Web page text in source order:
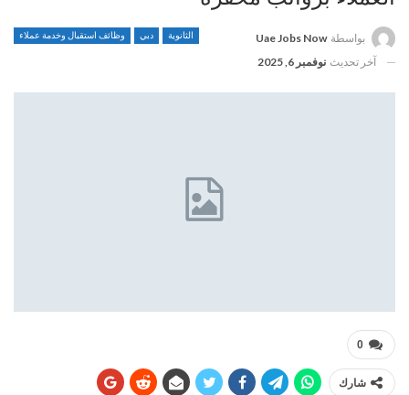
الثانوية دبي وظائف استقبال وخدمة عملاء بواسطة Uae Jobs Now
آخر تحديث نوفمبر 6, 2025
0
شارك